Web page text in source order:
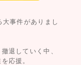
事件がありまし
退していく中、
応援。